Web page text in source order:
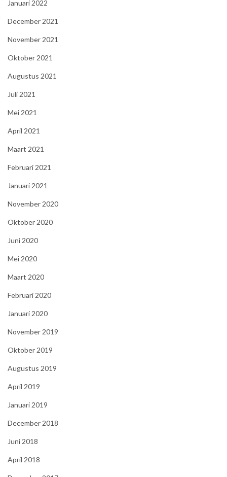
Januari 2022
December 2021
November 2021
Oktober 2021
Augustus 2021
Juli 2021
Mei 2021
April 2021
Maart 2021
Februari 2021
Januari 2021
November 2020
Oktober 2020
Juni 2020
Mei 2020
Maart 2020
Februari 2020
Januari 2020
November 2019
Oktober 2019
Augustus 2019
April 2019
Januari 2019
December 2018
Juni 2018
April 2018